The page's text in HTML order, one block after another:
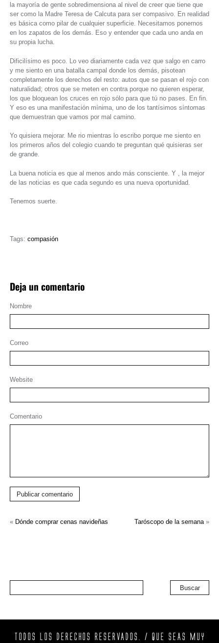
la mayoría de gente sobredimensiona al nivel de creer que tiene que
ser como la Madre Teresa de Calcuta para ser compasivo. En realidad
es básica como pilar de cualquier superficie. Necesitamos ponernos
en los zapatos de los demás. Eso y entender que cada uno anda en
su propia lucha.
Dificilísimo es poco. Lo veo diariamente cada vez que salgo en carro
y me siento en una batalla campal donde los demás, pisotean
completamente los derechos del resto: autos que se pasan el rojo con
naturalidad; otros que se meten en contra porque no quieren esperar,
los que bloquean los cruces en rojo sólo para que tú no pases. En fin.
Y eso es una manifestación mínima, uno de los tantísimos síntomas
que demuestran que vamos por mal camino.
Yo quisiera mejorar. Me rio mientras lo escribo porque me siento en
los primeros años del colegio cuando te preguntan qué quisieras ser
de grande.
La buena noticia es que al menos ando más consciente. Y , la mejor
de las noticias es que cada segundo es una nueva oportunidad.
Tenemos suerte.
Tags: compasión
Deja un comentario
Nombre
Correo
Website
Comentario
Publicar comentario
« Dónde comprar cenas navideñas Taróscopo de la semana »
Buscar
TODOS LOS DERECHOS RESERVADOS. / QUE SEAS MUY